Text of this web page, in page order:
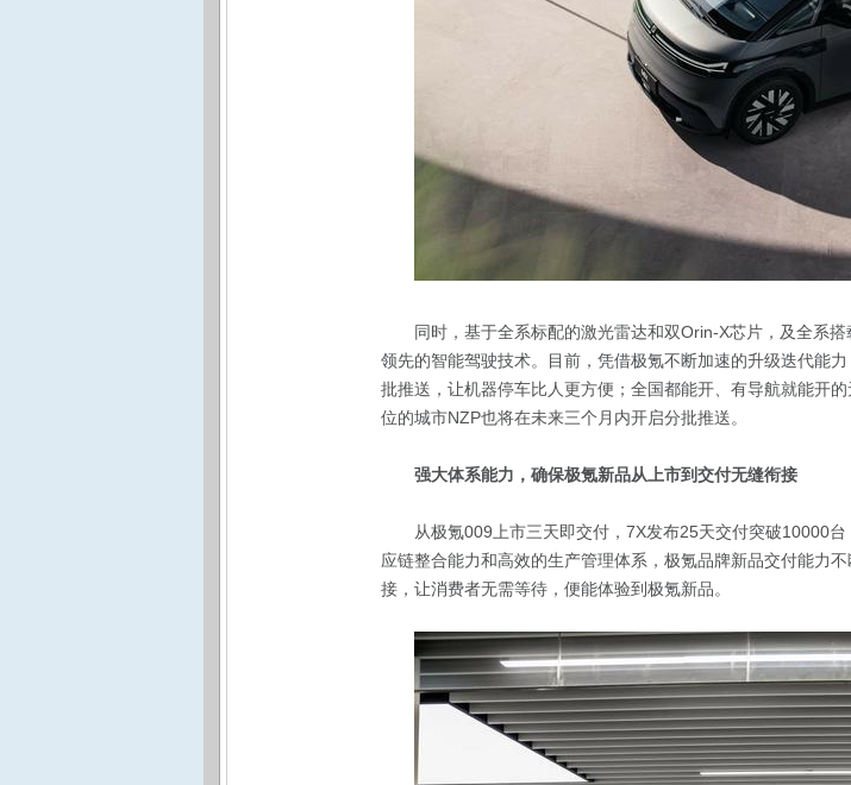
同时，基于全系标配的激光雷达和双Orin-X芯片，及全系
领先的智能驾驶技术。目前，凭借极氪不断加速的升级迭代能
批推送，让机器停车比人更方便；全国都能开、有导航就能开
位的城市NZP也将在未来三个月内开启分批推送。
强大体系能力，确保极氪新品从上市到交付无缝衔接
从极氪009上市三天即交付，7X发布25天交付突破10000
应链整合能力和高效的生产管理体系，极氪品牌新品交付能力
接，让消费者无需等待，便能体验到极氪新品。